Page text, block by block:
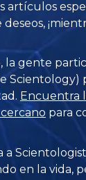
artículos
la gente
Scientology)
Encuentra
para
a
en la vida,